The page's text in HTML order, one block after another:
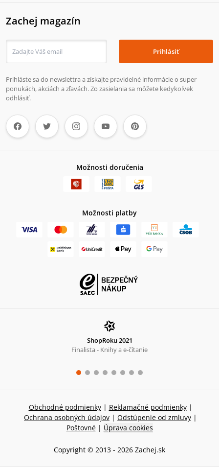
Zachej magazín
Prihlásiť
Prihláste sa do newslettra a získajte pravidelné informácie o super
ponukách, akciách a zľavách. Zo zasielania sa môžete kedykoľvek
odhlásiť.
Možnosti doručenia
Možnosti platby
ShopRoku 2021
Finalista - Knihy a e-čítanie
Obchodné podmienky | Reklamačné podmienky |
Ochrana osobných údajov | Odstúpenie od zmluvy |
Poštovné | Úprava cookies
Copyright © 2013 - 2026 Zachej.sk